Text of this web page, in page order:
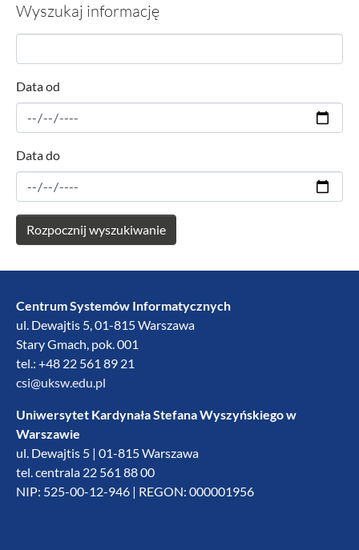
Wyszukaj informację
Data od
Data do
Centrum Systemów Informatycznych
ul. Dewajtis 5, 01-815 Warszawa
Stary Gmach, pok. 001
tel.: +48 22 561 89 21
csi@uksw.edu.pl
Uniwersytet Kardynała Stefana Wyszyńskiego w
Warszawie
ul. Dewajtis 5 | 01-815 Warszawa
tel. centrala 22 561 88 00
NIP: 525-00-12-946 | REGON: 000001956